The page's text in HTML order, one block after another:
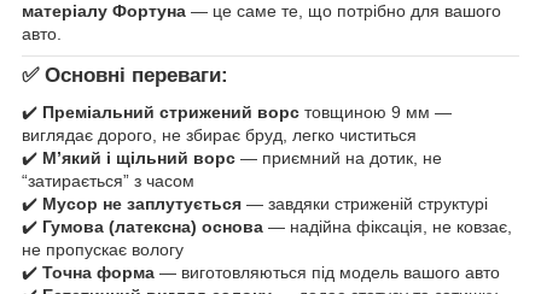
матеріалу Фортуна — це саме те, що потрібно для вашого
авто.
✅ Основні переваги:
✔️ Преміальний стрижений ворс товщиною 9 мм —
виглядає дорого, не збирає бруд, легко чиститься
✔️ М’який і щільний ворс — приємний на дотик, не
“затирається” з часом
✔️ Мусор не заплутується — завдяки стриженій структурі
✔️ Гумова (латексна) основа — надійна фіксація, не ковзає,
не пропускає вологу
✔️ Точна форма — виготовляються під модель вашого авто